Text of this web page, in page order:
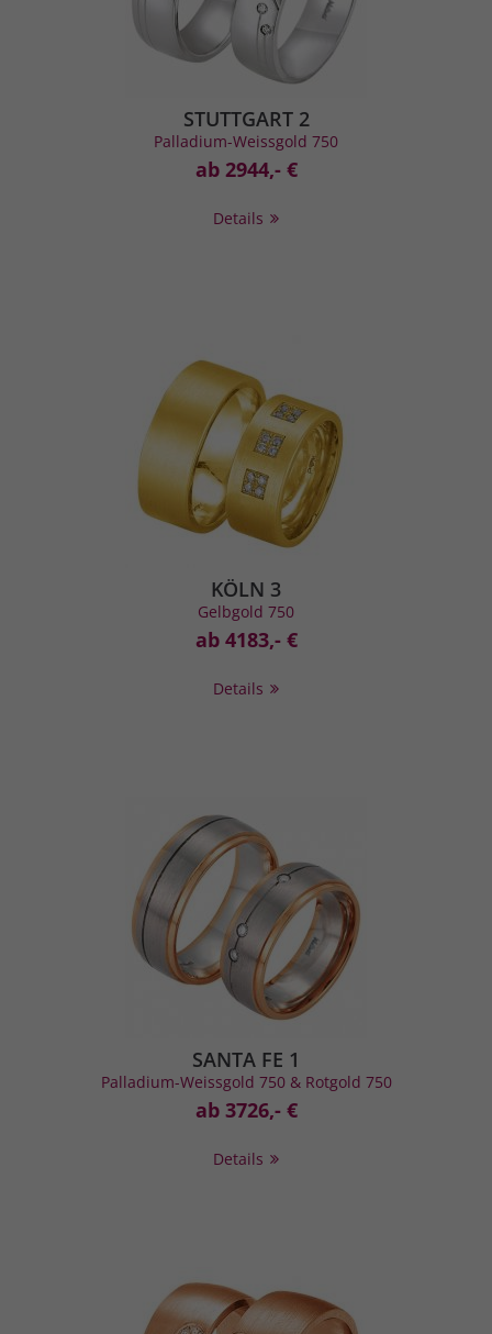
STUTTGART 2
Palladium-Weissgold 750
ab 2944,- €
Details
KÖLN 3
Gelbgold 750
ab 4183,- €
Details
SANTA FE 1
Palladium-Weissgold 750 & Rotgold 750
ab 3726,- €
Details